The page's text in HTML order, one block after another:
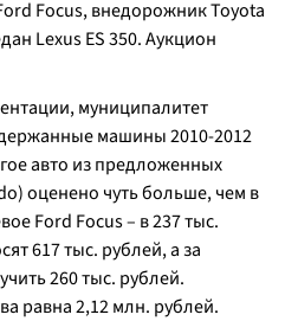
Focus, внедорожник Toyota
Lexus ES 350. Аукцион
муниципалитет
машины 2010-2012
авто из предложенных
оценено чуть больше, чем в
Ford Focus – в 237 тыс.
617 тыс. рублей, а за
260 тыс. рублей.
равна 2,12 млн. рублей.